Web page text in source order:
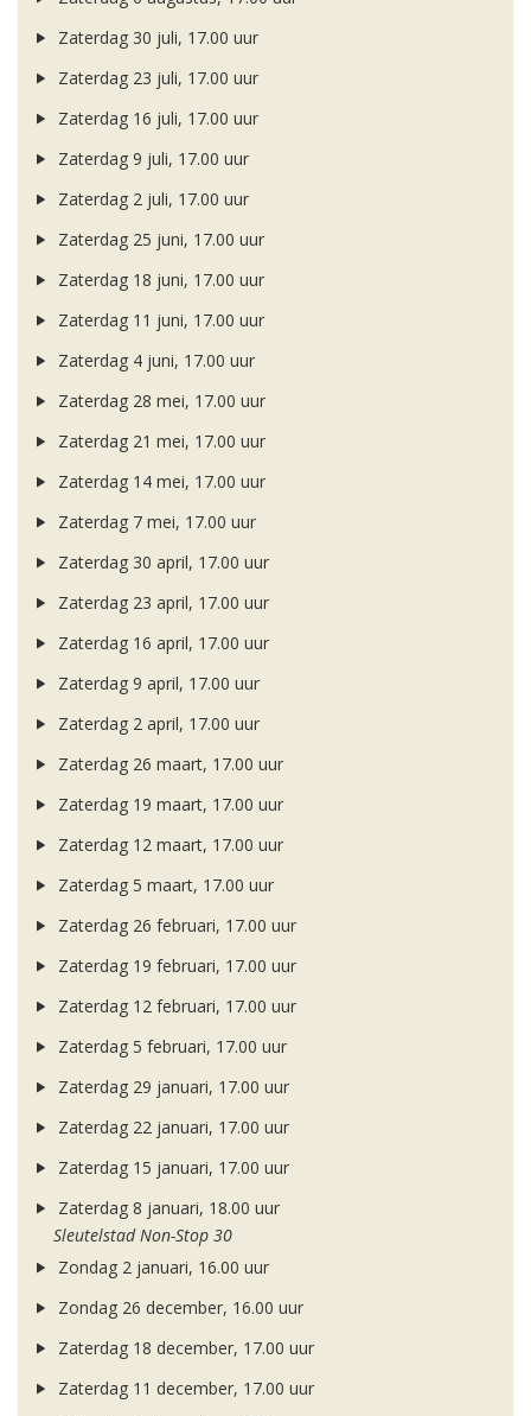
Zaterdag 30 juli, 17.00 uur
Zaterdag 23 juli, 17.00 uur
Zaterdag 16 juli, 17.00 uur
Zaterdag 9 juli, 17.00 uur
Zaterdag 2 juli, 17.00 uur
Zaterdag 25 juni, 17.00 uur
Zaterdag 18 juni, 17.00 uur
Zaterdag 11 juni, 17.00 uur
Zaterdag 4 juni, 17.00 uur
Zaterdag 28 mei, 17.00 uur
Zaterdag 21 mei, 17.00 uur
Zaterdag 14 mei, 17.00 uur
Zaterdag 7 mei, 17.00 uur
Zaterdag 30 april, 17.00 uur
Zaterdag 23 april, 17.00 uur
Zaterdag 16 april, 17.00 uur
Zaterdag 9 april, 17.00 uur
Zaterdag 2 april, 17.00 uur
Zaterdag 26 maart, 17.00 uur
Zaterdag 19 maart, 17.00 uur
Zaterdag 12 maart, 17.00 uur
Zaterdag 5 maart, 17.00 uur
Zaterdag 26 februari, 17.00 uur
Zaterdag 19 februari, 17.00 uur
Zaterdag 12 februari, 17.00 uur
Zaterdag 5 februari, 17.00 uur
Zaterdag 29 januari, 17.00 uur
Zaterdag 22 januari, 17.00 uur
Zaterdag 15 januari, 17.00 uur
Zaterdag 8 januari, 18.00 uur
Sleutelstad Non-Stop 30
Zondag 2 januari, 16.00 uur
Zondag 26 december, 16.00 uur
Zaterdag 18 december, 17.00 uur
Zaterdag 11 december, 17.00 uur